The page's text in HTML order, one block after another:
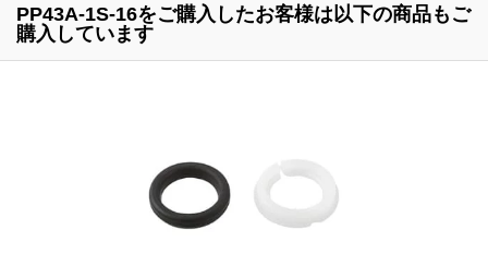
PP43A-1S-16をご購入したお客様は以下の商品もご
購入しています